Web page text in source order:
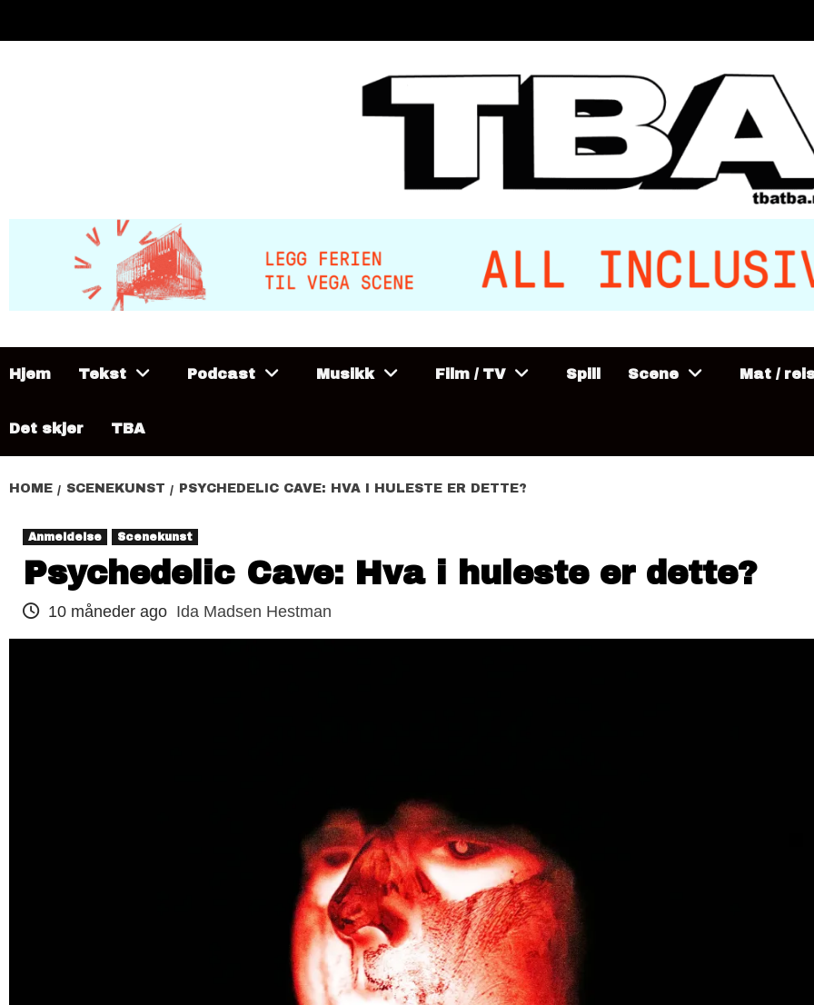
to
Hjem Tekst Podcast Musikk Film / TV Spill Scene Mat /
Det skjer TBA
HOME SCENEKUNST PSYCHEDELIC CAVE: HVA I HULESTE ER DETTE?
Anmeldelse Scenekunst
Psychedelic Cave: Hva i huleste er dette?
10 måneder ago Ida Madsen Hestman